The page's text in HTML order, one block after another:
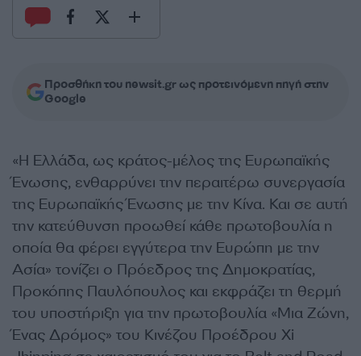
Προσθήκη του newsit.gr ως προτεινόμενη πηγή στην
Google
«Η Ελλάδα, ως κράτος-μέλος της Ευρωπαϊκής
Ένωσης, ενθαρρύνει την περαιτέρω συνεργασία
της Ευρωπαϊκής Ένωσης με την Κίνα. Και σε αυτή
την κατεύθυνση προωθεί κάθε πρωτοβουλία η
οποία θα φέρει εγγύτερα την Ευρώπη με την
Ασία» τονίζει ο Πρόεδρος της Δημοκρατίας,
Προκόπης Παυλόπουλος και εκφράζει τη θερμή
του υποστήριξη για την πρωτοβουλία «Μια Ζώνη,
Ένας Δρόμος» του Κινέζου Προέδρου Xi